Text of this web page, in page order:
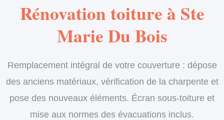
Rénovation toiture à Ste
Marie Du Bois
Remplacement intégral de votre couverture : dépose
des anciens matériaux, vérification de la charpente et
pose des nouveaux éléments. Écran sous-toiture et
mise aux normes des évacuations inclus.